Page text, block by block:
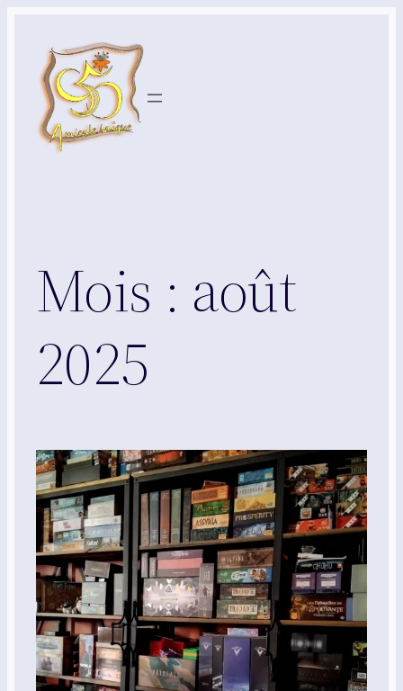
contenu
Mois : août
2025